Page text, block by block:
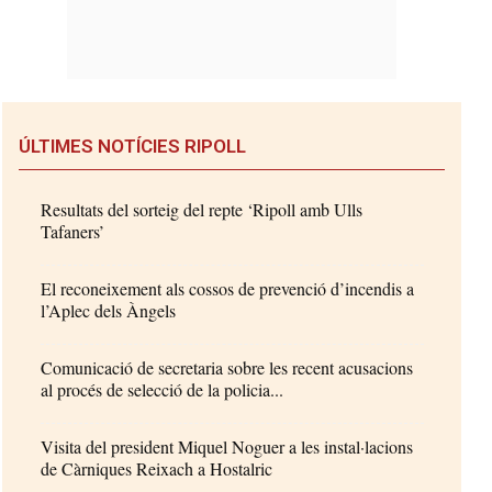
ÚLTIMES NOTÍCIES RIPOLL
Resultats del sorteig del repte ‘Ripoll amb Ulls
Tafaners’
El reconeixement als cossos de prevenció d’incendis a
l’Aplec dels Àngels
Comunicació de secretaria sobre les recent acusacions
al procés de selecció de la policia...
Visita del president Miquel Noguer a les instal·lacions
de Càrniques Reixach a Hostalric